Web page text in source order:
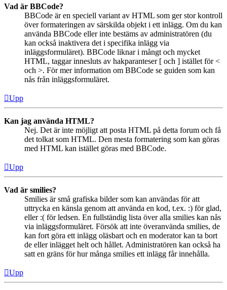
Vad är BBCode?
BBCode är en speciell variant av HTML som ger stor kontroll
över formateringen av särskilda objekt i ett inlägg. Om du kan
använda BBCode eller inte bestäms av administratören (du
kan också inaktivera det i specifika inlägg via
inläggsformuläret). BBCode liknar i mångt och mycket
HTML, taggar innesluts av hakparanteser [ och ] istället för <
och >. För mer information om BBCode se guiden som kan
nås från inläggsformuläret.
Upp
Kan jag använda HTML?
Nej. Det är inte möjligt att posta HTML på detta forum och få
det tolkat som HTML. Den mesta formatering som kan göras
med HTML kan istället göras med BBCode.
Upp
Vad är smilies?
Smilies är små grafiska bilder som kan användas för att
uttrycka en känsla genom att använda en kod, t.ex. :) för glad,
eller :( för ledsen. En fullständig lista över alla smilies kan nås
via inläggsformuläret. Försök att inte överanvända smilies, de
kan fort göra ett inlägg oläsbart och en moderator kan ta bort
de eller inlägget helt och hållet. Administratören kan också ha
satt en gräns för hur många smilies ett inlägg får innehålla.
Upp